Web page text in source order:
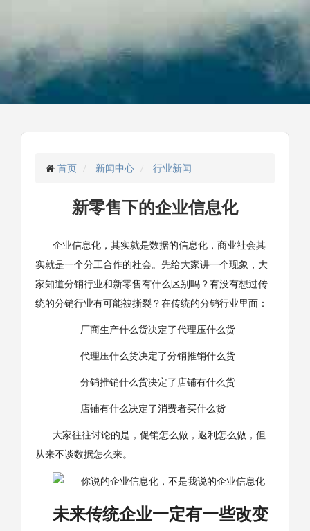
首页 新闻中心 行业新闻
新零售下的企业信息化
企业信息化，其实就是数据的信息化，商业社会其
实就是一个分工合作的社会。先给大家讲一个现象，大
家知道分销行业和新零售有什么区别吗？有没有想过传
统的分销行业有可能被撕裂？在传统的分销行业里面：
厂商生产什么货决定了代理压什么货
代理压什么货决定了分销推销什么货
分销推销什么货决定了店铺有什么货
店铺有什么决定了消费者买什么货
大家往往讨论的是，促销怎么做，返利怎么做，但
从来不谈数据怎么来。
未来传统企业一定有一些改变